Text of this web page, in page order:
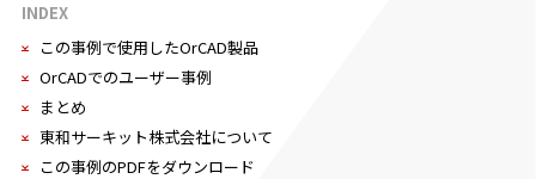
INDEX
この事例で使用したOrCAD製品
OrCADでのユーザー事例
まとめ
東和サーキット株式会社について
この事例のPDFをダウンロード